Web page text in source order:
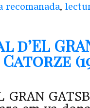
recomanada,
GRAN